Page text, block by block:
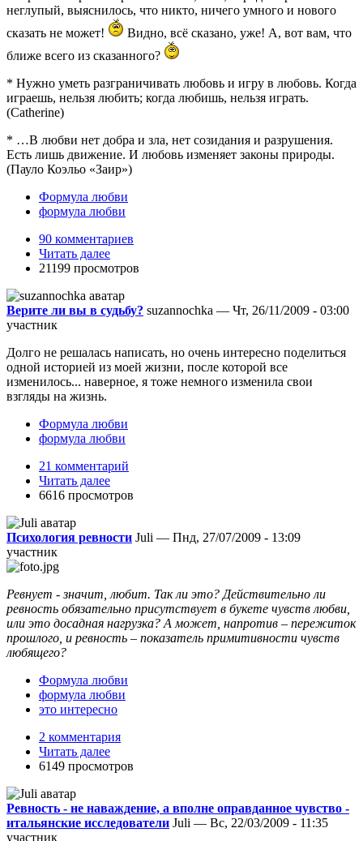
неглупый, выяснилось, что никто, ничего умного и нового
сказать не может!
Видно, всё сказано, уже! А, вот вам, что
ближе всего из сказанного?
* Нужно уметь разграничивать любовь и игру в любовь. Когда
играешь, нельзя любить; когда любишь, нельзя играть.
(Catherine)
* …В любви нет добра и зла, нет созидания и разрушения.
Есть лишь движение. И любовь изменяет законы природы.
(Пауло Коэльо «Заир»)
Формула любви
формула любви
90 комментариев
Читать далее
21199 просмотров
Верите ли вы в судьбу? suzannochka — Чт, 26/11/2009 - 03:00
участник
Долго не решалась написать, но очень интересно поделиться
одной историей из моей жизни, после которой все
изменилось... наверное, я тоже немного изменила свои
взгляды на жизнь.
Формула любви
формула любви
21 комментарий
Читать далее
6616 просмотров
Психология ревности Juli — Пнд, 27/07/2009 - 13:09
участник
Ревнует - значит, любит. Так ли это? Действительно ли
ревность обязательно присутствует в букете чувств любви,
или это досадная нагрузка? А может, напротив – пережиток
прошлого, и ревность – показатель примитивности чувств
любящего?
Формула любви
формула любви
это интересно
2 комментария
Читать далее
6149 просмотров
Ревность - не наваждение, а вполне оправданное чувство -
итальянские исследователи Juli — Вс, 22/03/2009 - 11:35
участник